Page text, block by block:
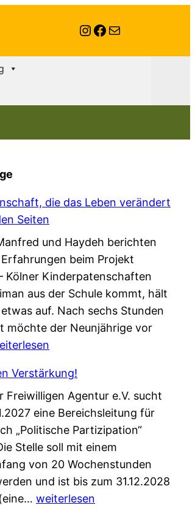
Instagram
Facebook
E-Mail
die das Leben verändert
Seiten
und Haydeh berichten
beim Projekt
Kölner Kinderpatenschaften
aus der Schule kommt, hält
auf. Nach sechs Stunden
möchte der Neunjährige vor
Verstärkung!
Freiwilligen Agentur e.V. sucht
eine Bereichsleitung für
„Politische Partizipation“
Stelle soll mit einem
von 20 Wochenstunden
und ist bis zum 31.12.2028
W
weiterlesen